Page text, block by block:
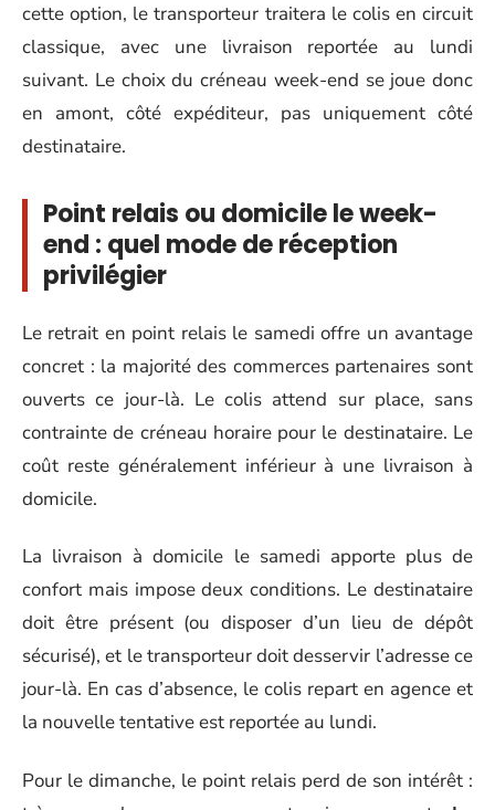
cette option, le transporteur traitera le colis en circuit
classique, avec une livraison reportée au lundi
suivant. Le choix du créneau week-end se joue donc
en amont, côté expéditeur, pas uniquement côté
destinataire.
Point relais ou domicile le week-
end : quel mode de réception
privilégier
Le retrait en point relais le samedi offre un avantage
concret : la majorité des commerces partenaires sont
ouverts ce jour-là. Le colis attend sur place, sans
contrainte de créneau horaire pour le destinataire. Le
coût reste généralement inférieur à une livraison à
domicile.
La livraison à domicile le samedi apporte plus de
confort mais impose deux conditions. Le destinataire
doit être présent (ou disposer d’un lieu de dépôt
sécurisé), et le transporteur doit desservir l’adresse ce
jour-là. En cas d’absence, le colis repart en agence et
la nouvelle tentative est reportée au lundi.
Pour le dimanche, le point relais perd de son intérêt :